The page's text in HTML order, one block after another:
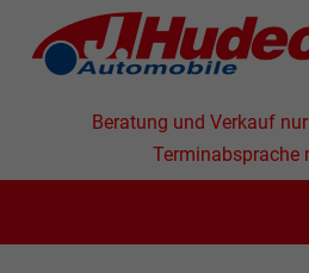
Beratung und Verkauf
Terminabsprache